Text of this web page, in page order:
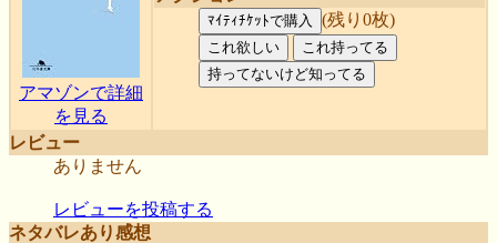
アマゾンで詳細
を見る
(残り0枚)
レビュー
ありません
レビューを投稿する
ネタバレあり感想